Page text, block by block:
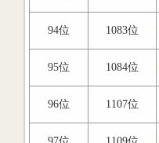
94位 1083位
95位 1084位
96位 1107位